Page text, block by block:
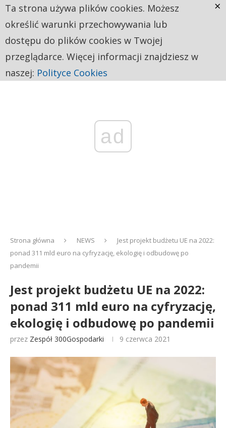
ad
Strona główna NEWS
Jest projekt budżetu UE na 2022:
ponad 311 mld euro na cyfryzację, ekologię i odbudowę po
pandemii
Jest projekt budżetu UE na 2022:
ponad 311 mld euro na cyfryzację,
ekologię i odbudowę po pandemii
przez Zespół 300Gospodarki 9 czerwca 2021
Ta strona używa plików cookies. Możesz
określić warunki przechowywania lub
dostępu do plików cookies w Twojej
przeglądarce. Więcej informacji znajdziesz w
naszej: Polityce Cookies
×